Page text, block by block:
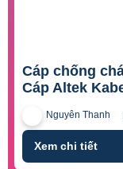
Cáp chống cháy, chống nhiễu 2×1.5mm2 –
Cáp Altek
Nguyên Thanh
Xem chi tiết